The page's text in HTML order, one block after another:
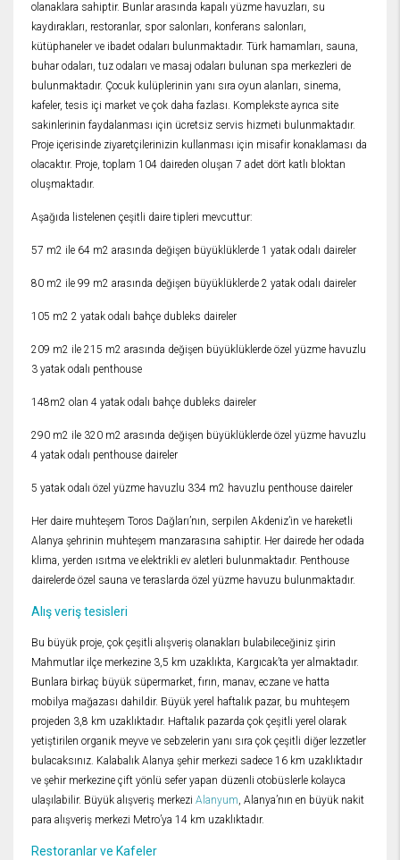
olanaklara sahiptir. Bunlar arasında kapalı yüzme havuzları, su
kaydırakları, restoranlar, spor salonları, konferans salonları,
kütüphaneler ve ibadet odaları bulunmaktadır. Türk hamamları, sauna,
buhar odaları, tuz odaları ve masaj odaları bulunan spa merkezleri de
bulunmaktadır. Çocuk kulüplerinin yanı sıra oyun alanları, sinema,
kafeler, tesis içi market ve çok daha fazlası. Komplekste ayrıca site
sakinlerinin faydalanması için ücretsiz servis hizmeti bulunmaktadır.
Proje içerisinde ziyaretçilerinizin kullanması için misafir konaklaması da
olacaktır. Proje, toplam 104 daireden oluşan 7 adet dört katlı bloktan
oluşmaktadır.
Aşağıda listelenen çeşitli daire tipleri mevcuttur:
57 m2 ile 64 m2 arasında değişen büyüklüklerde 1 yatak odalı daireler
80 m2 ile 99 m2 arasında değişen büyüklüklerde 2 yatak odalı daireler
105 m2 2 yatak odalı bahçe dubleks daireler
209 m2 ile 215 m2 arasında değişen büyüklüklerde özel yüzme havuzlu
3 yatak odalı penthouse
148m2 olan 4 yatak odalı bahçe dubleks daireler
290 m2 ile 320 m2 arasında değişen büyüklüklerde özel yüzme havuzlu
4 yatak odalı penthouse daireler
5 yatak odalı özel yüzme havuzlu 334 m2 havuzlu penthouse daireler
Her daire muhteşem Toros Dağları’nın, serpilen Akdeniz’in ve hareketli
Alanya şehrinin muhteşem manzarasına sahiptir. Her dairede her odada
klima, yerden ısıtma ve elektrikli ev aletleri bulunmaktadır. Penthouse
dairelerde özel sauna ve teraslarda özel yüzme havuzu bulunmaktadır.
Alış veriş tesisleri
Bu büyük proje, çok çeşitli alışveriş olanakları bulabileceğiniz şirin
Mahmutlar ilçe merkezine 3,5 km uzaklıkta, Kargıcak’ta yer almaktadır.
Bunlara birkaç büyük süpermarket, fırın, manav, eczane ve hatta
mobilya mağazası dahildir. Büyük yerel haftalık pazar, bu muhteşem
projeden 3,8 km uzaklıktadır. Haftalık pazarda çok çeşitli yerel olarak
yetiştirilen organik meyve ve sebzelerin yanı sıra çok çeşitli diğer lezzetler
bulacaksınız. Kalabalık Alanya şehir merkezi sadece 16 km uzaklıktadır
ve şehir merkezine çift yönlü sefer yapan düzenli otobüslerle kolayca
ulaşılabilir. Büyük alışveriş merkezi Alanyum, Alanya’nın en büyük nakit
para alışveriş merkezi Metro’ya 14 km uzaklıktadır.
Restoranlar ve Kafeler